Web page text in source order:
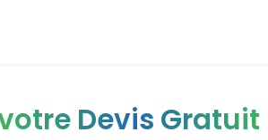
Devis Gratuit